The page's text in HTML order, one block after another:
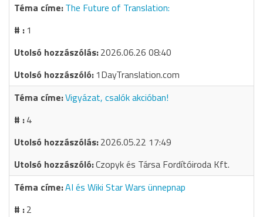
The Future of Translation:
1
2026.06.26 08:40
1DayTranslation.com
Vigyázat, csalók akcióban!
4
2026.05.22 17:49
Czopyk és Társa Fordítóiroda Kft.
AI és Wiki Star Wars ünnepnap
2